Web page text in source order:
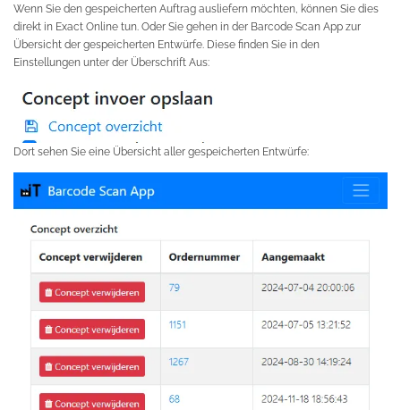
Wenn Sie den gespeicherten Auftrag ausliefern möchten, können Sie dies
direkt in Exact Online tun. Oder Sie gehen in der Barcode Scan App zur
Übersicht der gespeicherten Entwürfe. Diese finden Sie in den
Einstellungen unter der Überschrift Aus:
Dort sehen Sie eine Übersicht aller gespeicherten Entwürfe: